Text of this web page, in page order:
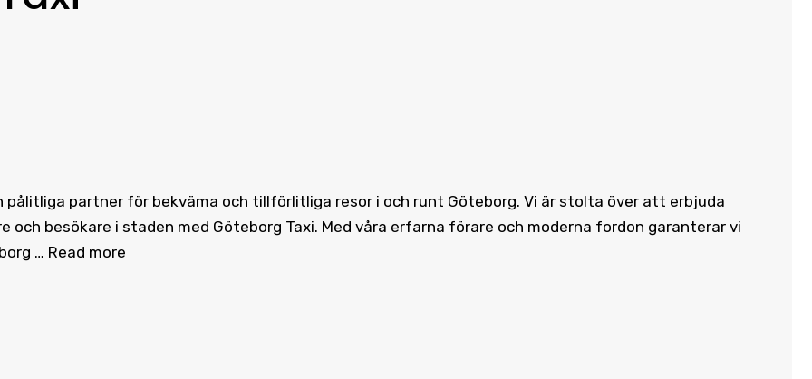
pålitliga partner för bekväma och tillförlitliga resor i och runt Göteborg. Vi är stolta över att erbjuda
besökare i staden med Göteborg Taxi. Med våra erfarna förare och moderna fordon garanterar vi
… Read more